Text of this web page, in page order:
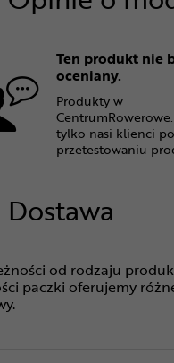
Ten produkt nie
oceniany.
Produkty w
tylko nasi klienci
przetestowaniu
Dostawa
od rodzaju
paczki oferujemy